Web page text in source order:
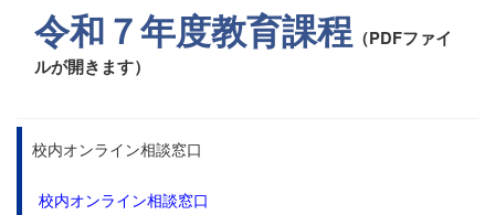
令和７年度教育課程 （PDFファイ
ルが開きます）
校内オンライン相談窓口
校内オンライン相談窓口